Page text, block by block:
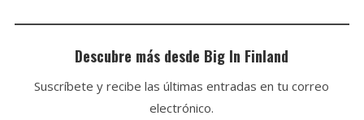
Descubre más desde Big In Finland
Suscríbete y recibe las últimas entradas en tu correo
electrónico.